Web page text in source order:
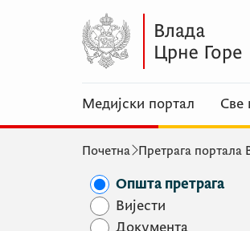
Медијски портал Све
Почетна Претрага портала
Општа претрага
Вијести
Документа